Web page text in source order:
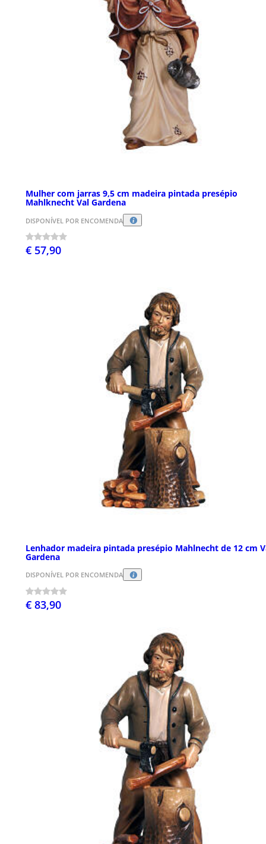
Mulher com jarras 9,5 cm madeira pintada presépio
Mahlknecht Val Gardena
DISPONÍVEL POR ENCOMENDA
€ 57,90
Lenhador madeira pintada presépio Mahlnecht de 12 cm
Gardena
DISPONÍVEL POR ENCOMENDA
€ 83,90